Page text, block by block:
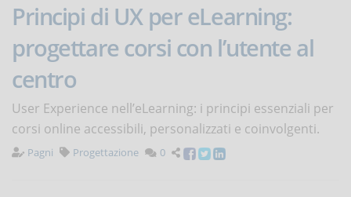
Principi di UX per eLearning:
progettare corsi con l’utente al
centro
User Experience nell’eLearning: i principi essenziali per
corsi online accessibili, personalizzati e coinvolgenti.
Pagni Progettazione 0